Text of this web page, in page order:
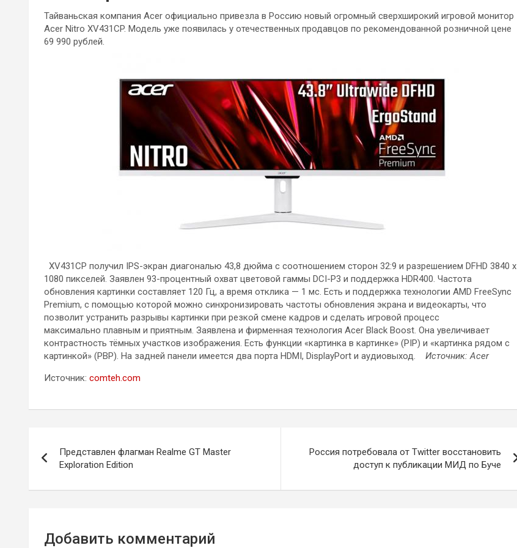
Тайваньская компания Acer официально привезла в Россию новый огромный сверхширокий игровой монитор
Acer Nitro XV431CP. Модель уже появилась у отечественных продавцов по рекомендованной розничной цене
69 990 рублей.
XV431CP получил IPS-экран диагональю 43,8 дюйма с соотношением сторон 32:9 и разрешением DFHD 3840 x
1080 пикселей. Заявлен 93-процентный охват цветовой гаммы DCI-P3 и поддержка HDR400. Частота
обновления картинки составляет 120 Гц, а время отклика — 1 мс. Есть и поддержка технологии AMD FreeSync
Premium, с помощью которой можно синхронизировать частоты обновления экрана и видеокарты, что
позволит устранить разрывы картинки при резкой смене кадров и сделать игровой процесс
максимально плавным и приятным. Заявлена и фирменная технология Acer Black Boost. Она увеличивает
контрастность тёмных участков изображения. Есть функции «картинка в картинке» (PIP) и «картинка рядом с
картинкой» (PBP). На задней панели имеется два порта HDMI, DisplayPort и аудиовыход. Источник: Acer
Источник: comteh.com
по
записям
Представлен флагман Realme GT Master
Exploration Edition
Россия потребовала от Twitter восстановить
доступ к публикации МИД по Буче
Добавить комментарий